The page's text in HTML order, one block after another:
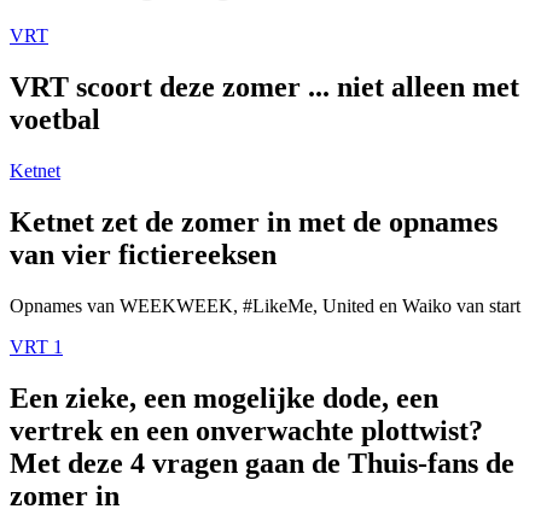
VRT
VRT scoort deze zomer ... niet alleen met
voetbal
Ketnet
Ketnet zet de zomer in met de opnames
van vier fictiereeksen
Opnames van WEEKWEEK, #LikeMe, United en Waiko van start
VRT 1
Een zieke, een mogelijke dode, een
vertrek en een onverwachte plottwist?
Met deze 4 vragen gaan de Thuis-fans de
zomer in